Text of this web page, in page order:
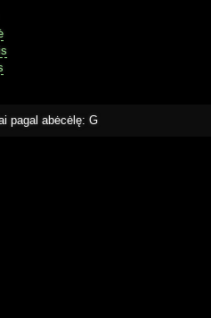
pagal abėcėlę: G